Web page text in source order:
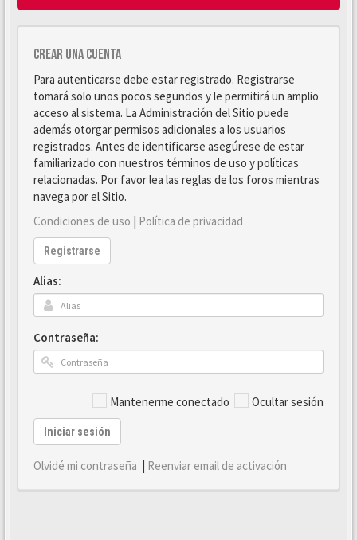
Crear una cuenta
Para autenticarse debe estar registrado. Registrarse
tomará solo unos pocos segundos y le permitirá un amplio
acceso al sistema. La Administración del Sitio puede
además otorgar permisos adicionales a los usuarios
registrados. Antes de identificarse asegúrese de estar
familiarizado con nuestros términos de uso y políticas
relacionadas. Por favor lea las reglas de los foros mientras
navega por el Sitio.
Condiciones de uso | Política de privacidad
Registrarse
Alias:
Contraseña:
Mantenerme conectado Ocultar sesión
Iniciar sesión
Olvidé mi contraseña | Reenviar email de activación